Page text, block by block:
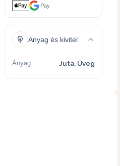
Pay
Anyag és kivitel
Anyag Juta, Üveg